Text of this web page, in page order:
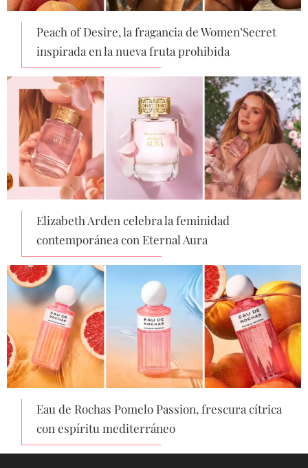
Peach of Desire, la fragancia de Women’Secret
inspirada en la nueva fruta prohibida
Elizabeth Arden celebra la feminidad
contemporánea con Eternal Aura
Eau de Rochas Pomelo Passion, frescura cítrica
con espíritu mediterráneo